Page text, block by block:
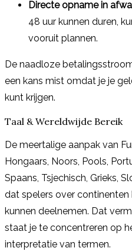
Directe opname in
48 uur kunnen duren,
vooruit plannen.
De naadloze
een kans mist omdat je je
kunt krijgen.
Taal & Wereldwijde Bereik
De meertalige aanpak van
Hongaars, Noors, Pools,
Spaans, Tsjechisch, Grieks,
dat spelers over
kunnen deelnemen. Dat
staat je te concentreren op
interpretatie van termen.